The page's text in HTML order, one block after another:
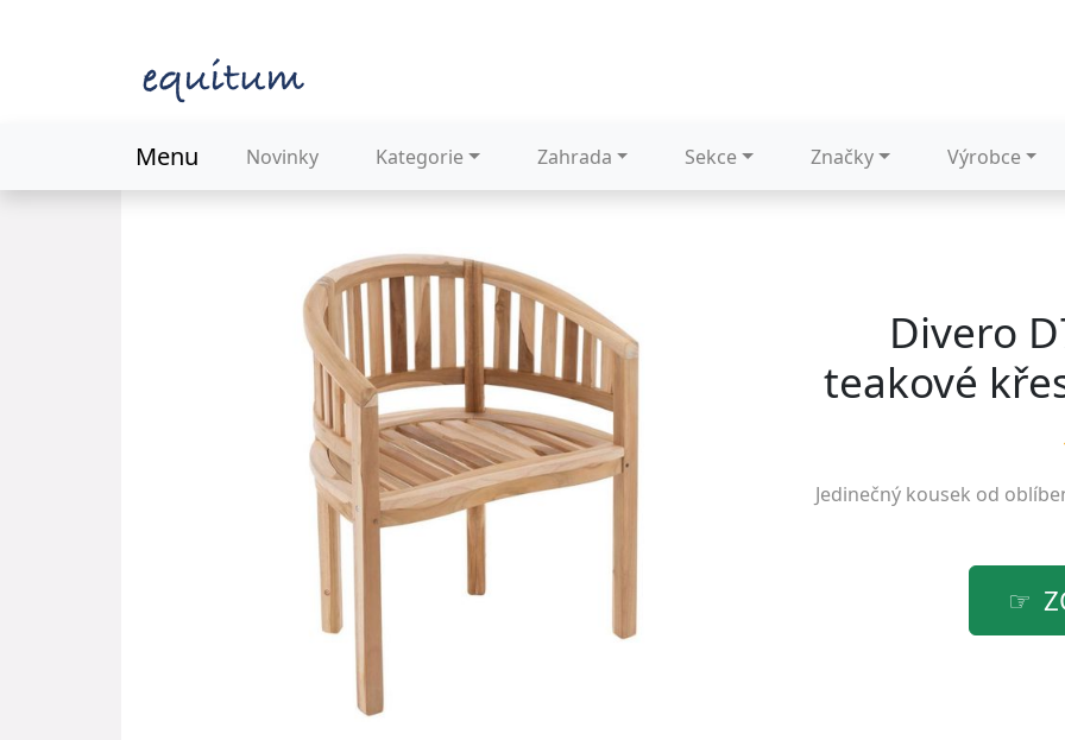
Menu Novinky Kategorie Zahrada Sekce Značky Výrobce
Divero
teakové
Jedinečný kousek od